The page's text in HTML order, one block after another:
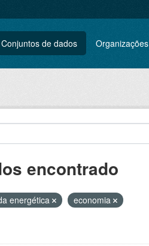
Conjuntos de dados Organizações
encontrado
energética
economia